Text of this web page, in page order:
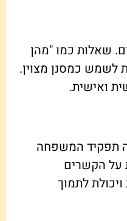
שאלות כמו "מהן
לשמש כמסנן מצוין.
ואישית.
תפקיד המשפחה
על הקשרים
לתמוך